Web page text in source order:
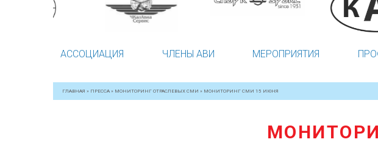
АССОЦИАЦИЯ ЧЛЕНЫ АВИ МЕРОПРИЯТИЯ
ГЛАВНАЯ » ПРЕССА » МОНИТОРИНГ ОТРАСЛЕВЫХ СМИ » МОНИТОРИНГ СМИ 15 ИЮНЯ